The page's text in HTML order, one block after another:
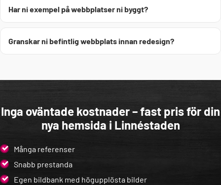
Har ni exempel på webbplatser ni byggt?
Granskar ni befintlig webbplats innan redesign?
Inga oväntade kostnader – fast pris för din
nya hemsida i Linnéstaden
Många referenser
Snabb prestanda
Egen bildbank med högupplösta bilder